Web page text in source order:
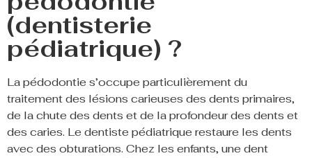
(dentisterie
pédiatrique) ?
La pédodontie s’occupe particulièrement du
traitement des lésions carieuses des dents primaires,
de la chute des dents et de la profondeur des dents et
des caries. Le dentiste pédiatrique restaure les dents
avec des obturations. Chez les enfants, une dent